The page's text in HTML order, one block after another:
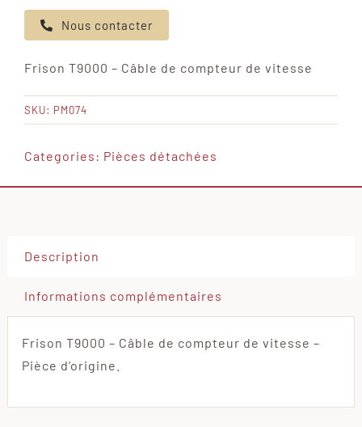
de
Frison
-
Câble
de
vitesse
Nous contacter
Frison T9000 – Câble de compteur de vitesse
SKU: PM074
Categories: Pièces détachées
Description
Informations complémentaires
Frison T9000 – Câble de compteur de vitesse –
Pièce d’origine.